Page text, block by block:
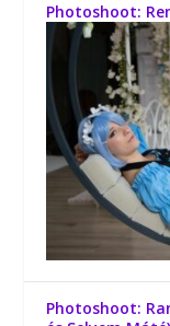
Photoshoot:
Photoshoot: